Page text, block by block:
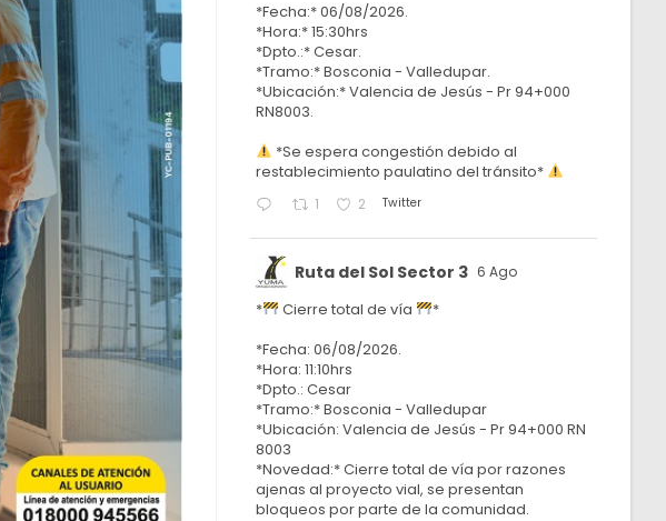
*Fecha:* 06/08/2026.
*Hora:* 15:30hrs
*Dpto.:* Cesar.
*Tramo:* Bosconia - Valledupar.
*Ubicación:* Valencia de Jesús - Pr 94+000
RN8003.
*Se espera congestión debido al
restablecimiento paulatino del tránsito*
1 2 Twitter
Ruta del Sol Sector 3 6 Ago
* Cierre total de vía
*
*Fecha: 06/08/2026.
*Hora: 11:10hrs
*Dpto.: Cesar
*Tramo:* Bosconia - Valledupar
*Ubicación: Valencia de Jesús - Pr 94+000 RN
8003
*Novedad:* Cierre total de vía por razones
ajenas al proyecto vial, se presentan
bloqueos por parte de la comunidad.